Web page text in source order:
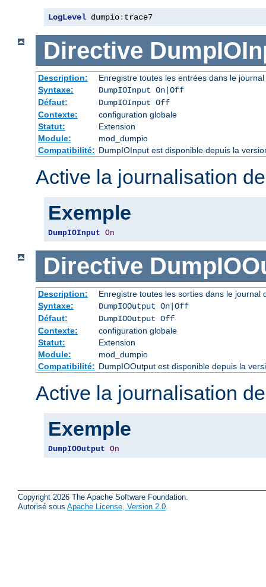
LogLevel dumpio: trace7
Directive
Description:
Enregistre toutes les entrées dans le
Syntaxe:
DumpIOInput On|Off
Défaut:
DumpIOInput Off
Contexte:
configuration globale
Statut:
Extension
Module:
mod_dumpio
Compatibilité: DumpIOInput est disponible depuis la
Active la journalisation
Exemple
DumpIOInput On
Directive
Description:
Enregistre toutes les sorties dans le journal
Syntaxe:
DumpIOOutput On|Off
Défaut:
DumpIOOutput Off
Contexte:
configuration globale
Statut:
Extension
Module:
mod_dumpio
Compatibilité: DumpIOOutput est disponible depuis la
Active la journalisation
Exemple
DumpIOOutput On
Copyright 2026 The Apache Software Foundation.
Autorisé sous Apache License, Version 2.0.